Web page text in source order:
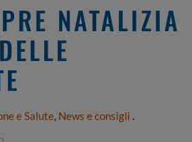
NATALIZIA
e Salute, News e consigli .